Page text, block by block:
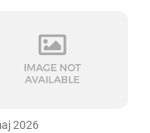
2026